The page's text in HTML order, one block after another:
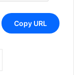
Copy URL